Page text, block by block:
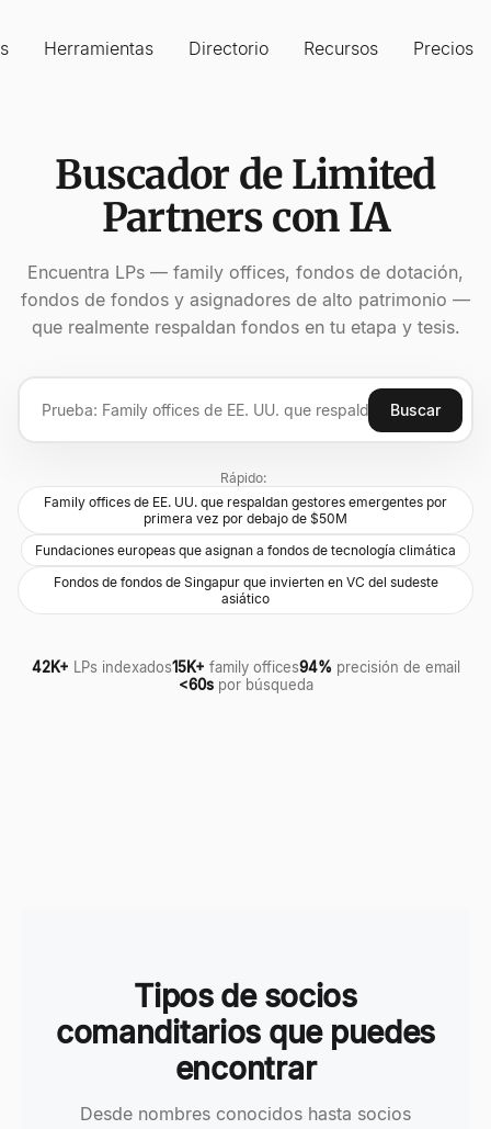
Herramientas Directorio Recursos Precios
Buscador de Limited
Partners con IA
Encuentra LPs — family offices, fondos de dotación,
fondos de fondos y asignadores de alto patrimonio —
que realmente respaldan fondos en tu etapa y tesis.
Buscar
Rápido:
Family offices de EE. UU. que respaldan gestores emergentes por
primera vez por debajo de $50M
Fundaciones europeas que asignan a fondos de tecnología climática
Fondos de fondos de Singapur que invierten en VC del sudeste
asiático
42K+ LPs indexados15K+ family offices94% precisión de email
<60s por búsqueda
Tipos de socios
comanditarios que puedes
encontrar
Desde nombres conocidos hasta socios